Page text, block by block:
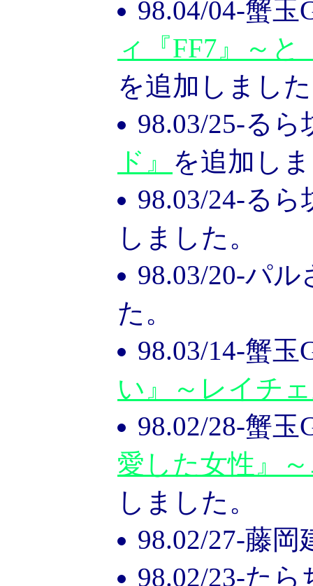
98.04/04-蟹玉
ィ『FF7』～
を追加しまし
98.03/25-るら
ド』 を追加し
98.03/24-るら
しました。
98.03/20-パ
た。
98.03/14-蟹玉
い』～レイチ
98.02/28-蟹玉
愛した女性』
しました。
98.02/27-藤
98.02/23-た